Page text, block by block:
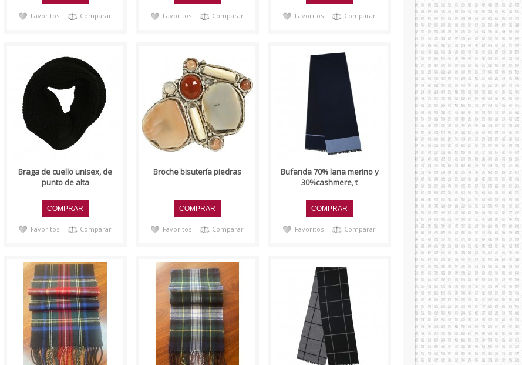
Favoritos Comparar Favoritos Comparar Favoritos Comparar
Braga de cuello unisex, de
punto de alta
Favoritos Comparar
Broche bisuterí­a piedras
(piedras en tonos surtidos).
Medidas: 7x7x2 cms ..
Broche bisutería piedras
Favoritos Comparar
Bufanda 70% lana merino y
30%cashmere, t
Favoritos Comparar
.. .. ..